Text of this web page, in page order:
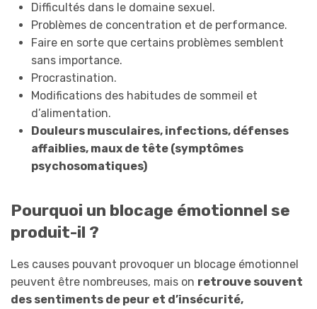
Difficultés dans le domaine sexuel.
Problèmes de concentration et de performance.
Faire en sorte que certains problèmes semblent
sans importance.
Procrastination.
Modifications des habitudes de sommeil et
d’alimentation.
Douleurs musculaires, infections, défenses
affaiblies, maux de tête (symptômes
psychosomatiques)
Pourquoi un blocage émotionnel se
produit-il ?
Les causes pouvant provoquer un blocage émotionnel
peuvent être nombreuses, mais on retrouve souvent
des sentiments de peur et d’insécurité,